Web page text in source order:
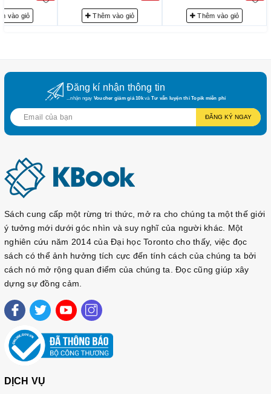
vào giỏ Thêm vào giỏ Thêm vào giỏ
Đăng kí nhận thông tin
...nhận ngay Voucher giảm giá 10kvà Tư vấn luyện thi Topik miễn phí
ĐĂNG KÝ NGAY
Sách cung cấp một rừng tri thức, mở ra cho chúng ta một thế giới
ý tưởng mới dưới góc nhìn và suy nghĩ của người khác. Một
nghiên cứu năm 2014 của Đại học Toronto cho thấy, việc đọc
sách có thể ảnh hưởng tích cực đến tính cách của chúng ta bởi
cách nó mở rộng quan điểm của chúng ta. Đọc cũng giúp xây
dựng sự đồng cảm.
DỊCH VỤ